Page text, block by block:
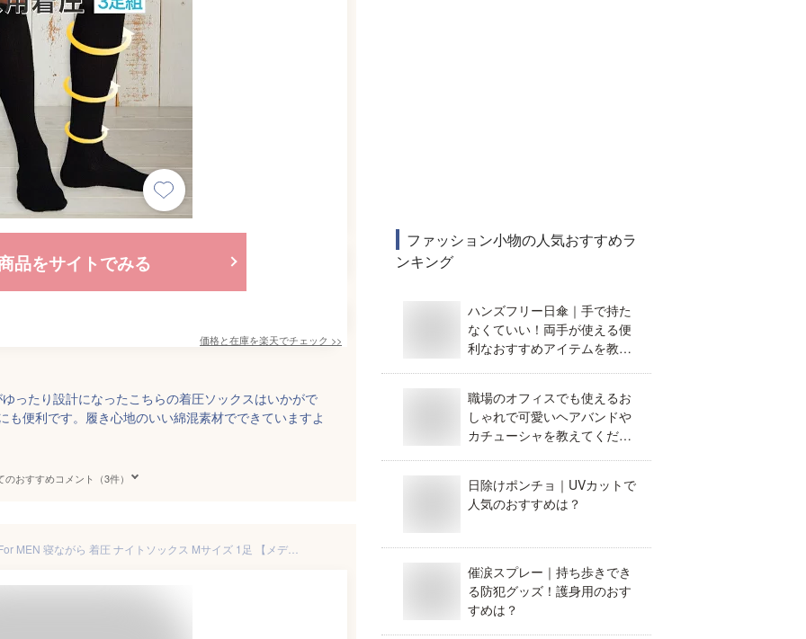
品をサイトでみる
価格と在庫を楽天でチェック >>
ったり設計になったこちらの着圧ソックスはいかがで
も便利です。履き心地のいい綿混素材でできていますよ
のおすすめコメント（3件）
ファッション小物の人気おすすめラ
ンキング
ハンズフリー日傘｜手で持た
なくていい！両手が使える便
利なおすすめアイテムを教え
職場のオフィスでも使えるお
しゃれで可愛いヘアバンドや
カチューシャを教えてくださ
日除けポンチョ｜UVカットで
人気のおすすめは？
催涙スプレー｜持ち歩きでき
る防犯グッズ！護身用のおす
すめは？